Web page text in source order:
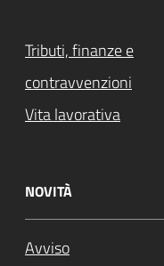
Tributi, finanze e
contravvenzioni
Vita lavorativa
NOVITÀ
Avviso